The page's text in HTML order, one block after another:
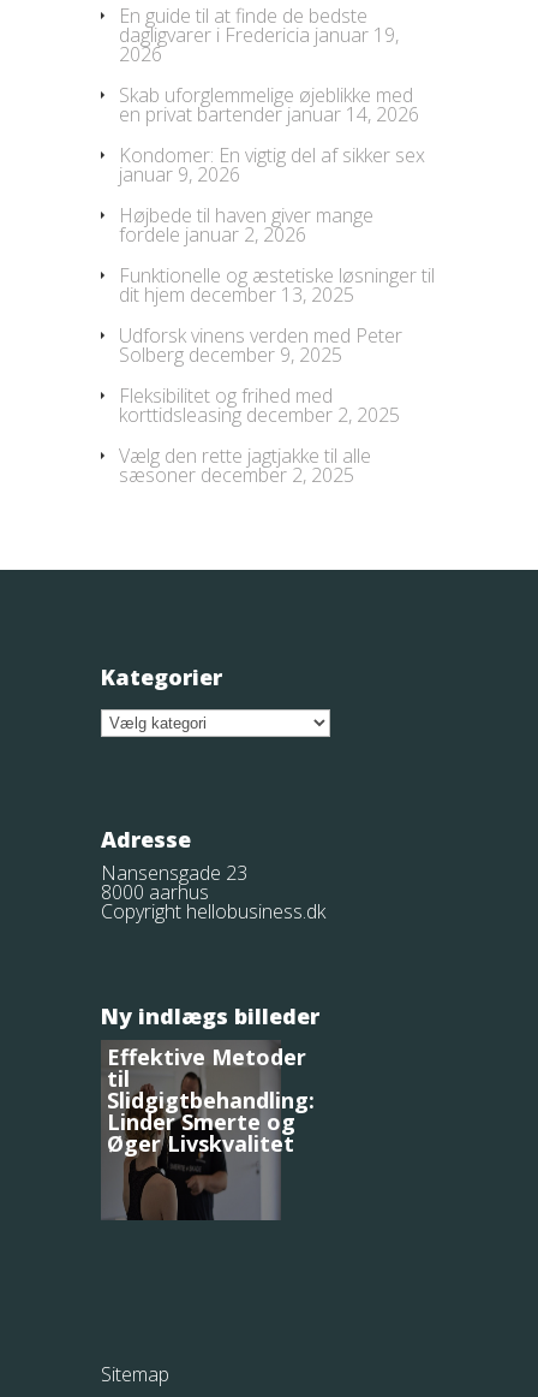
En guide til at finde de bedste
dagligvarer i Fredericia januar 19,
2026
Skab uforglemmelige øjeblikke med
en privat bartender januar 14, 2026
Kondomer: En vigtig del af sikker sex
januar 9, 2026
Højbede til haven giver mange
fordele januar 2, 2026
Funktionelle og æstetiske løsninger til
dit hjem december 13, 2025
Udforsk vinens verden med Peter
Solberg december 9, 2025
Fleksibilitet og frihed med
korttidsleasing december 2, 2025
Vælg den rette jagtjakke til alle
sæsoner december 2, 2025
Kategorier
Kategorier
Adresse
Nansensgade 23
8000 aarhus
Copyright hellobusiness.dk
Ny indlægs billeder
Effektive Metoder
til
Slidgigtbehandling:
Linder Smerte og
Øger Livskvalitet
Sitemap